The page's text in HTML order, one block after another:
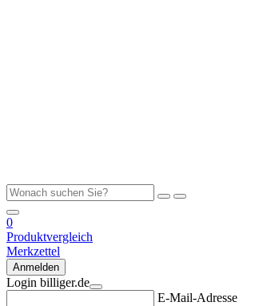
0
Produktvergleich
Merkzettel
Anmelden
Login billiger.de
E-Mail-Adresse